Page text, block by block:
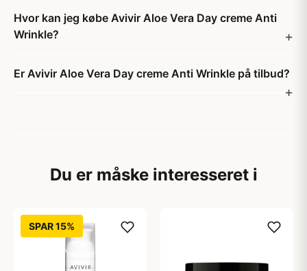
Hvor kan jeg købe Avivir Aloe Vera Day creme Anti
Wrinkle?
Er Avivir Aloe Vera Day creme Anti Wrinkle på tilbud?
Du er måske interesseret i
SPAR 15%